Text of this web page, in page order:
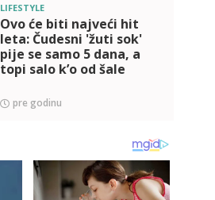
LIFESTYLE
Ovo će biti najveći hit
leta: Čudesni 'žuti sok'
pije se samo 5 dana, a
topi salo k’o od šale
pre godinu